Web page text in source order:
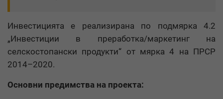
Инвестицията е реализирана по подмярка 4.2
„Инвестиции в преработка/маркетинг на
селскостопански продукти“ от мярка 4 на ПРСР
2014–2020.
Основни предимства на проекта: